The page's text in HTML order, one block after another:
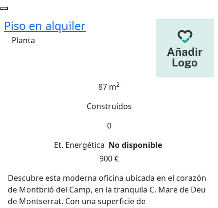
Piso en alquiler
Planta
87 m2
Construidos
0
Et. Energética No disponible
900 €
Descubre esta moderna oficina ubicada en el corazón
de Montbrió del Camp, en la tranquila C. Mare de Deu
de Montserrat. Con una superficie de